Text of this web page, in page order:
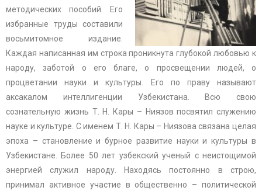
методических пособий. Его
избранные труды составили
восьмитомное издание.
Каждая написанная им строка проникнута глубокой любовью к
народу, заботой о его благе, о просвещении людей, о
процветании науки и культуры. Его по праву называют
аксакалом интеллигенции Узбекистана. Всю свою
сознательную жизнь Т. Н. Кары – Ниязов посвятил служению
науке и культуре. С именем Т. Н. Кары – Ниязова связана целая
эпоха – становление и бурное развитие науки и культуры в
Узбекистане. Более 50 лет узбекский ученый с неистощимой
энергией служил народу. Находясь постоянно в строю,
принимал активное участие в общественно – политической